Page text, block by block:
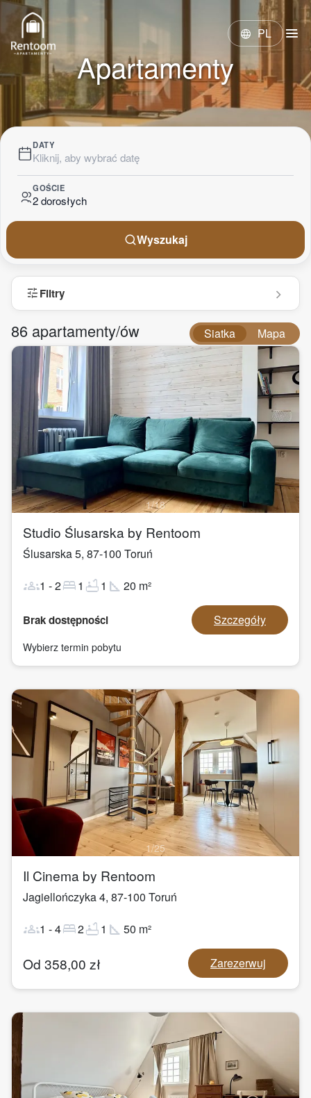
language PL menu
Apartamenty
DATY
Kliknij, aby wybrać datę
GOŚCIE
2 dorosłych
Wyszukaj
tuneFiltry
86 apartamenty/ów Siatka Mapa
1/18
Studio Ślusarska by Rentoom
Ślusarska 5, 87-100 Toruń
groups1 -2bed1 bathtub1 square_foot 20 m²
Brak dostępności Szczegóły
Wybierz termin pobytu
1/25
Il Cinema by Rentoom
Jagiellończyka 4, 87-100 Toruń
groups1 -4bed2bathtub1 square_foot 50 m²
Od 358,00 zł Zarezerwuj